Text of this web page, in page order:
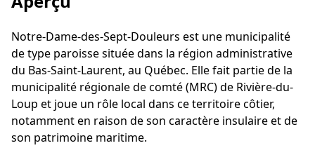
Notre-Dame-des-Sept-Douleurs est une municipalité
de type paroisse située dans la région administrative
du Bas-Saint-Laurent, au Québec. Elle fait partie de la
municipalité régionale de comté (MRC) de Rivière-du-
Loup et joue un rôle local dans ce territoire côtier,
notamment en raison de son caractère insulaire et de
son patrimoine maritime.